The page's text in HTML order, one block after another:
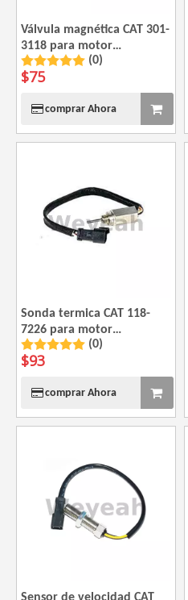
Válvula magnética CAT 301-
3118 para motor
Caterpillar 3612 3616 3618
(0)
$75
comprar Ahora
Sonda termica CAT 118-
7226 para motor
Caterpillar 3508B 3512
3512B 3516B 3516C
(0)
$93
comprar Ahora
Sensor de velocidad CAT